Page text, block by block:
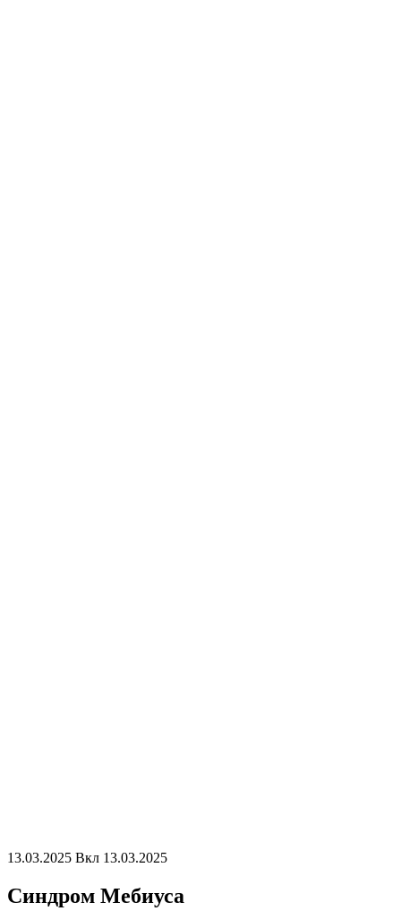
13.03.2025 Вкл 13.03.2025
Синдром Мебиуса